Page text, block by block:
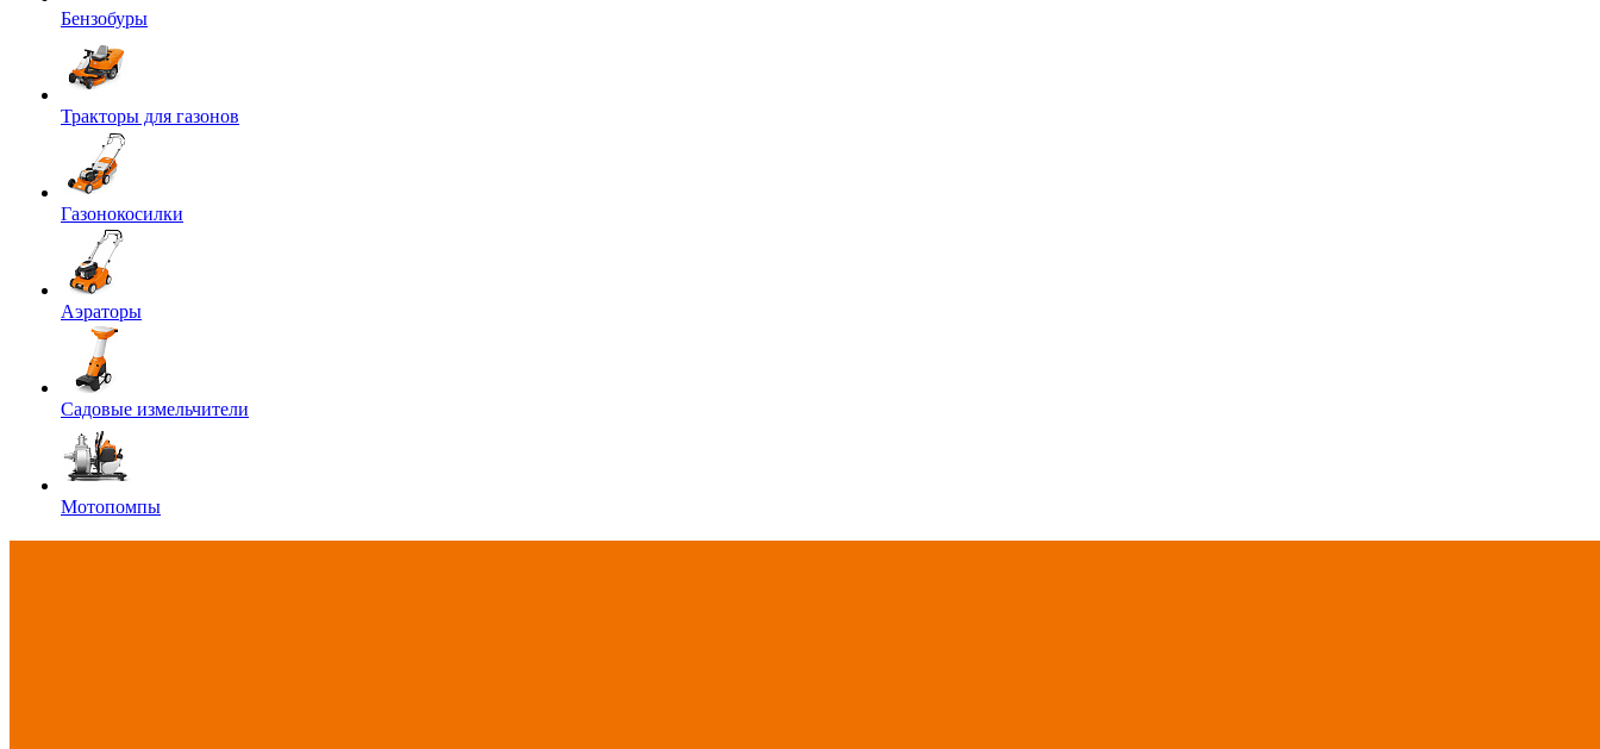
Бензобуры
Тракторы для газонов
Газонокосилки
Аэраторы
Садовые измельчители
Мотопомпы